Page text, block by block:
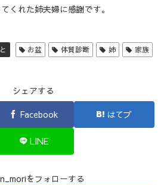
くれた姉夫婦に感謝です。
お盆 体質診断 姉
家族
シェアする
Facebook はてブ
LINE
をフォローする